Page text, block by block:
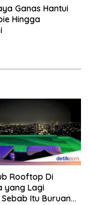
Ganas Hantui
Hingga
Rooftop Di
yang Lagi
Itu Buruan